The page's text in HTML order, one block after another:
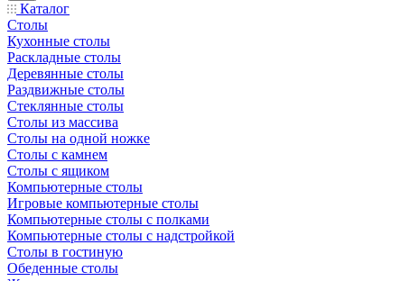
Каталог
Столы
Кухонные столы
Раскладные столы
Деревянные столы
Раздвижные столы
Стеклянные столы
Столы из массива
Столы на одной ножке
Столы с камнем
Столы с ящиком
Компьютерные столы
Игровые компьютерные столы
Компьютерные столы с полками
Компьютерные столы с надстройкой
Столы в гостиную
Обеденные столы